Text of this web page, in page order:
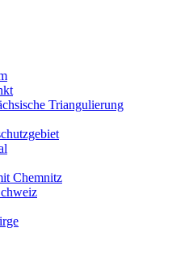
Triangulierung
Chemnitz